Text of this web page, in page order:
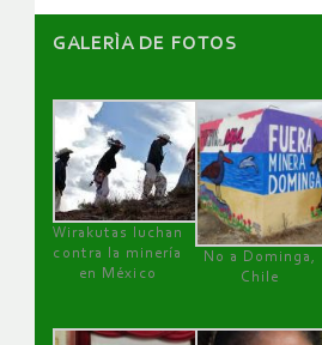
GALERÌA DE FOTOS
Wirakutas luchan
contra la minería
en México
No a Dominga,
Chile